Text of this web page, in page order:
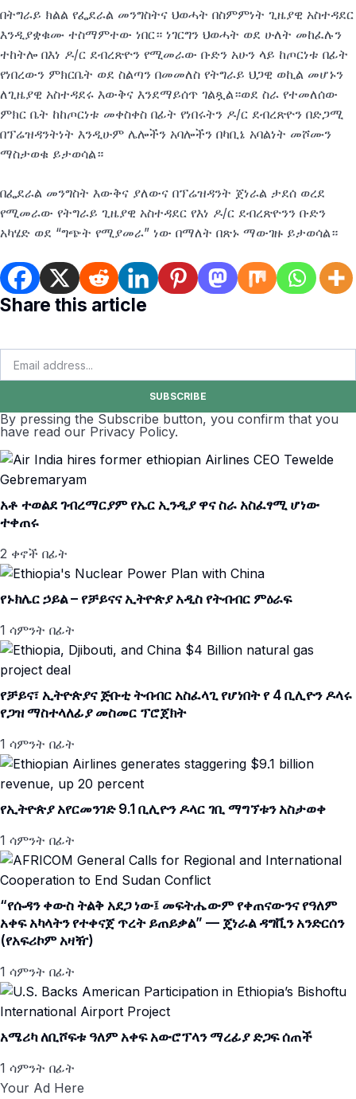
በትግራይ ክልል የፌደራል መንግስትና ህወሓት በስምምነት ጊዜያዊ አስተዳደር
እንዲያቋቁሙ ተስማምተው ነበር። ነገርግን ህወሓት ወደ ሁለት መከፈሉን
ተከትሎ በእነ ዶ/ር ደብረጽዮን የሚመራው ቡድን አሁን ላይ ከጦርነቱ በፊት
የነበረውን ምክርቤት ወደ ስልጣን በመመለስ የትግራይ ህጋዊ ወኪል መሆኑን
ለጊዜያዊ አስተዳደሩ እውቅና እንደማይሰጥ ገልጿል።ወደ ስራ የተመለሰው
ምክር ቤት ከከጦርነቱ መቀስቀስ በፊት የነበሩትን ዶ/ር ደብረጽዮን በድጋሚ
በፕሬዝዳንትነት እንዲሁም ሌሎችን አባሎችን በካቢኔ አባልነት መሾሙን
ማስታወቁ ይታወሳል።
በፌደራል መንግስት እውቅና ያለውና በፕሬዝዳንት ጀነራል ታደሰ ወረደ
የሚመራው የትግራይ ጊዜያዊ አስተዳደር የእነ ዶ/ር ደብረጽዮንን ቡድን
አካሄድ ወደ “ግጭት የሚያመራ” ነው በማለት በጽኑ ማውገዙ ይታወሳል።
Share this article
SUBSCRIBE
By pressing the Subscribe button, you confirm that you
have read our Privacy Policy.
አቶ ተወልደ ገብረማርያም የኤር ኢንዲያ ዋና ስራ አስፈፃሚ ሆነው
ተቀጠሩ
2 ቀኖች በፊት
የኑክሌር ኃይል – የቻይናና ኢትዮጵያ አዲስ የትብብር ምዕራፍ
1 ሳምንት በፊት
የቻይና፣ ኢትዮጵያና ጅቡቲ ትብብር አስፈላጊ የሆነበት የ 4 ቢሊዮን ዶላሩ
የጋዝ ማስተላለፊያ መስመር ፕሮጀክት
1 ሳምንት በፊት
የኢትዮጵያ አየርመንገድ 9.1 ቢሊዮን ዶላር ገቢ ማግኘቱን አስታወቀ
1 ሳምንት በፊት
“የሱዳን ቀውስ ትልቅ አደጋ ነው፤ መፍትሔውም የቀጠናውንና የዓለም
አቀፍ አካላትን የተቀናጀ ጥረት ይጠይቃል” — ጄነራል ዳግቪን አንድርሰን
(የአፍሪኮም አዛዥ)
1 ሳምንት በፊት
አሜሪካ ለቢሾፍቱ ዓለም አቀፍ አውሮፕላን ማረፊያ ድጋፍ ሰጠች
1 ሳምንት በፊት
Your Ad Here